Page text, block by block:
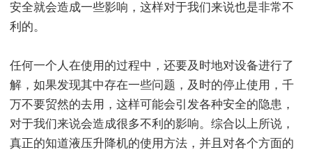
安全就会造成一些影响，这样对于我们来说也是非常不
利的。
任何一个人在使用的过程中，还要及时地对设备进行了
解，如果发现其中存在一些问题，及时的停止使用，千
万不要贸然的去用，这样可能会引发各种安全的隐患，
对于我们来说会造成很多不利的影响。综合以上所说，
真正的知道液压升降机的使用方法，并且对各个方面的